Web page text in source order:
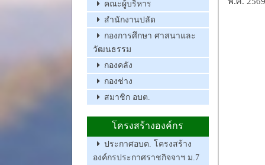
คณะผู้บริหาร
สำนักงานปลัด
กองการศึกษา ศาสนาและ
วัฒนธรรม
กองคลัง
กองช่าง
สมาชิก อบต.
โครงสร้างองค์กร
ประกาศอบต. โครงสร้าง
องค์กรประกาศราชกิจจาฯ ม.7